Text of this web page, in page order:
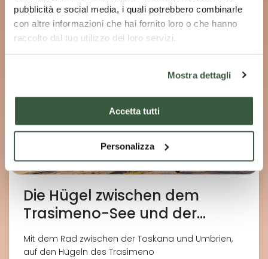
pubblicità e social media, i quali potrebbero combinarle
con altre informazioni che hai fornito loro o che hanno
raccolto dal tuo utilizzo dei loro servizi.
Mostra dettagli
Accetta tutti
Personalizza
Road bike
Die Hügel zwischen dem
Trasimeno-See und der
Toskana
Mit dem Rad zwischen der Toskana und Umbrien,
auf den Hügeln des Trasimeno